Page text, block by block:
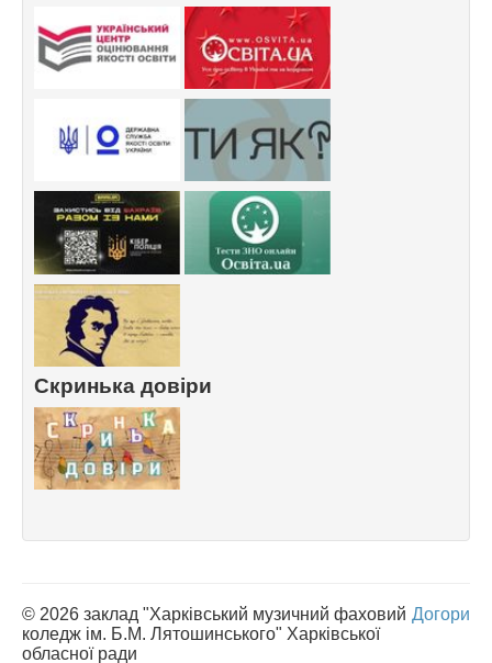
Скринька довіри
Догори
© 2026 заклад "Харківський музичний фаховий
коледж ім. Б.М. Лятошинського" Харківської
обласної ради